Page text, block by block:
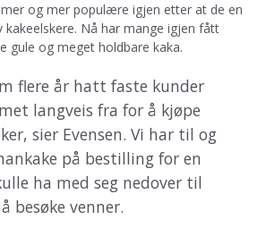
og mer populære igjen etter at de en
kakeelskere. Nå har mange igjen fått
gule og meget holdbare kaka.
flere år hatt faste kunder
langveis fra for å kjøpe
sier Evensen. Vi har til og
på bestilling for en
ha med seg nedover til
besøke venner.